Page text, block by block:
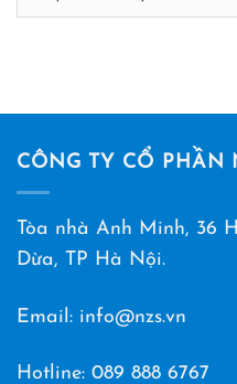
mục
CÔNG TY CỔ PHẦN
Tòa nhà Anh Minh, 36
Dừa, TP Hà Nội.
Email: info@nzs.vn
Hotline: 089 888 6767